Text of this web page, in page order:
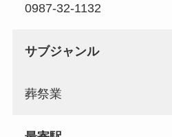
0987-32-1132
サブジャンル
葬祭業